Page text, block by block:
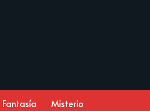
Fantasía Misterio